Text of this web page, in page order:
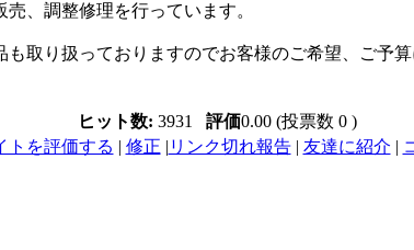
、調整修理を行っています。
取り扱っておりますのでお客様のご希望、ご予
ヒット数: 3931 評価0.00 (投票数 0 )
トを評価する | 修正 | リンク切れ報告| 友達に紹介 |